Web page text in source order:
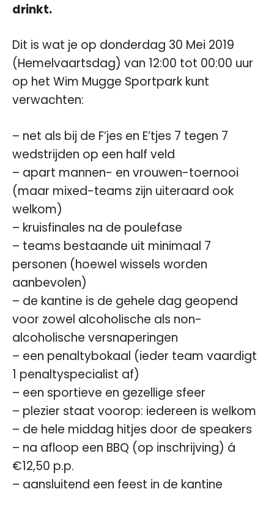
drinkt.
Dit is wat je op donderdag 30 Mei 2019
(Hemelvaartsdag) van 12:00 tot 00:00 uur
op het Wim Mugge Sportpark kunt
verwachten:
– net als bij de F’jes en E’tjes 7 tegen 7
wedstrijden op een half veld
– apart mannen- en vrouwen-toernooi
(maar mixed-teams zijn uiteraard ook
welkom)
– kruisfinales na de poulefase
– teams bestaande uit minimaal 7
personen (hoewel wissels worden
aanbevolen)
– de kantine is de gehele dag geopend
voor zowel alcoholische als non-
alcoholische versnaperingen
– een penaltybokaal (ieder team vaardigt
1 penaltyspecialist af)
– een sportieve en gezellige sfeer
– plezier staat voorop: iedereen is welkom
– de hele middag hitjes door de speakers
– na afloop een BBQ (op inschrijving) á
€12,50 p.p.
– aansluitend een feest in de kantine